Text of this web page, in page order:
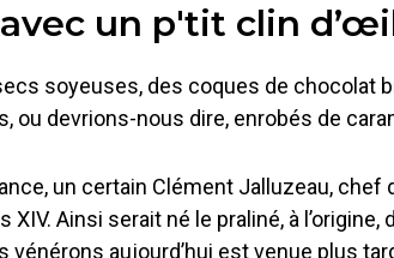
un p'tit clin
soyeuses, des coques de chocolat
ou devrions-nous dire, enrobés de
un certain Clément Jalluzeau,
Ainsi serait né le praliné, à
vénérons aujourd’hui est venue plus